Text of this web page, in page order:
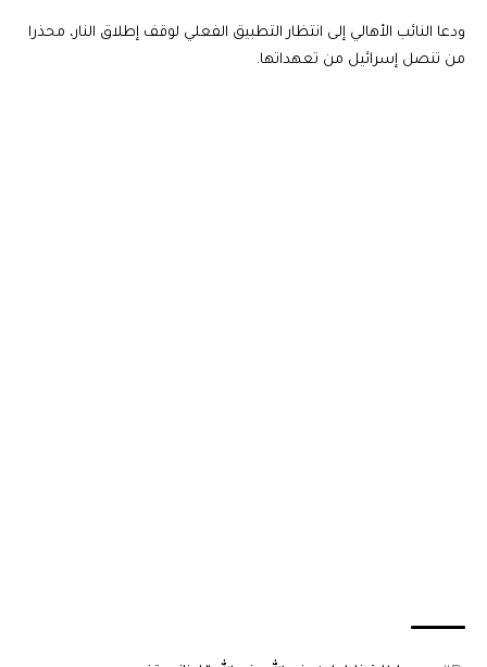
ودعا النائب الأهالي إلى انتظار التطبيق الفعلي لوقف إطلاق النار، محذرا
من تنصل إسرائيل من تعهداتها.